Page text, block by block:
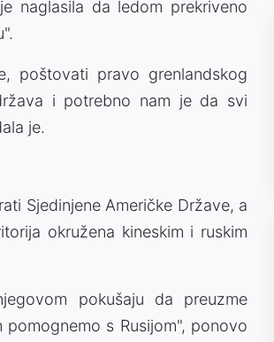
naglasila da ledom prekriveno
poštovati pravo grenlandskog
i potrebno nam je da svi
je.
Sjedinjene Američke Države, a
okružena kineskim i ruskim
pokušaju da preuzme
s Rusijom", ponovo